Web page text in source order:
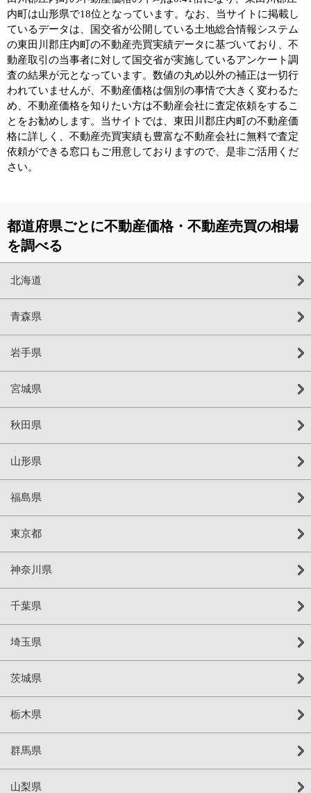
内町は山形県で18位となっています。なお、当サイトに掲載し
ているデータは、国交省が公開している土地総合情報システム
の東田川郡庄内町の不動産売買実績データに基づいており、不
動産取引の当事者に対して国交省が実施しているアンケート調
査の結果が元となっています。数値の丸め以外の補正は一切行
われていませんが、不動産価格は個別の事情で大きく変わるた
め、不動産価格を知りたい方は不動産会社に査定依頼をするこ
とをお勧めします。当サイトでは、東田川郡庄内町の不動産価
格に詳しく、不動産売買実績も豊富な不動産会社に無料で査定
依頼ができる窓口もご用意しておりますので、是非ご活用くだ
さい。
都道府県ごとに不動産価格・不動産売買の相場
を調べる
北海道
青森県
岩手県
宮城県
秋田県
山形県
福島県
東京都
神奈川県
千葉県
埼玉県
茨城県
栃木県
群馬県
山梨県